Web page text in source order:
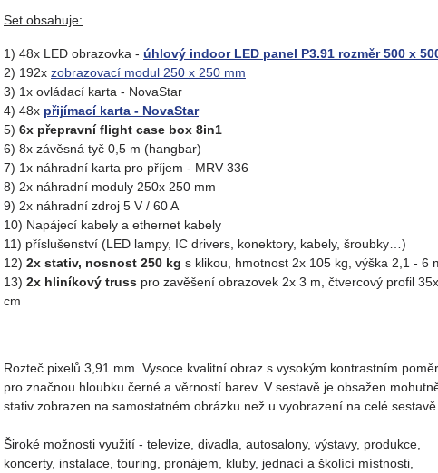
Set obsahuje:
1) 48x LED obrazovka - úhlový indoor LED panel P3.91 rozměr 500 x
2) 192x zobrazovací modul 250 x 250 mm
3) 1x ovládací karta - NovaStar
4) 48x přijímací karta - NovaStar
5) 6x přepravní flight case box 8in1
6) 8x závěsná tyč 0,5 m (hangbar)
7) 1x náhradní karta pro příjem - MRV 336
8) 2x náhradní moduly 250x 250 mm
9) 2x náhradní zdroj 5 V / 60 A
10) Napájecí kabely a ethernet kabely
11) příslušenství (LED lampy, IC drivers, konektory, kabely, šroubky…)
12) 2x stativ, nosnost 250 kg s klikou, hmotnost 2x 105 kg, výška 2,1 - 6
13) 2x hliníkový truss pro zavěšení obrazovek 2x 3 m, čtvercový profil
cm
Rozteč pixelů 3,91 mm. Vysoce kvalitní obraz s vysokým kontrastním
pro značnou hloubku černé a věrností barev. V sestavě je obsažen
stativ zobrazen na samostatném obrázku než u vyobrazení na celé sestavě.
Široké možnosti využití - televize, divadla, autosalony, výstavy, produkce,
koncerty, instalace, touring, pronájem, kluby, jednací a školící místnosti,